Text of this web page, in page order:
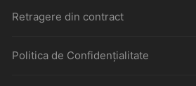
Retragere din contract
Politica de Confidențialitate